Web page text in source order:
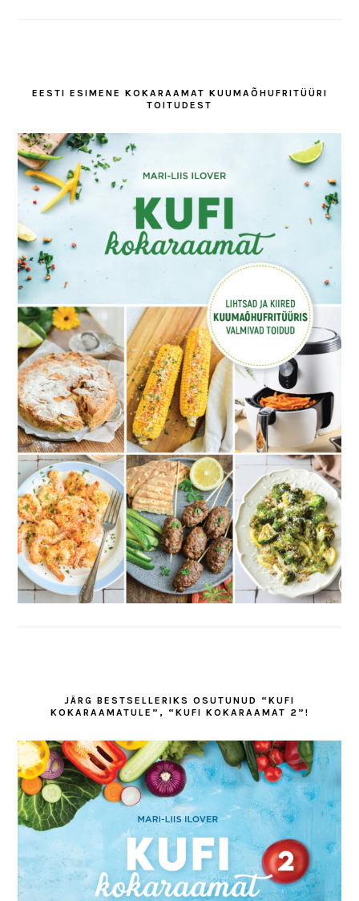
EESTI ESIMENE KOKARAAMAT KUUMAÕHUFRITÜÜRI
TOITUDEST
JÄRG BESTSELLERIKS OSUTUNUD “KUFI
KOKARAAMATULE”, “KUFI KOKARAAMAT 2”!